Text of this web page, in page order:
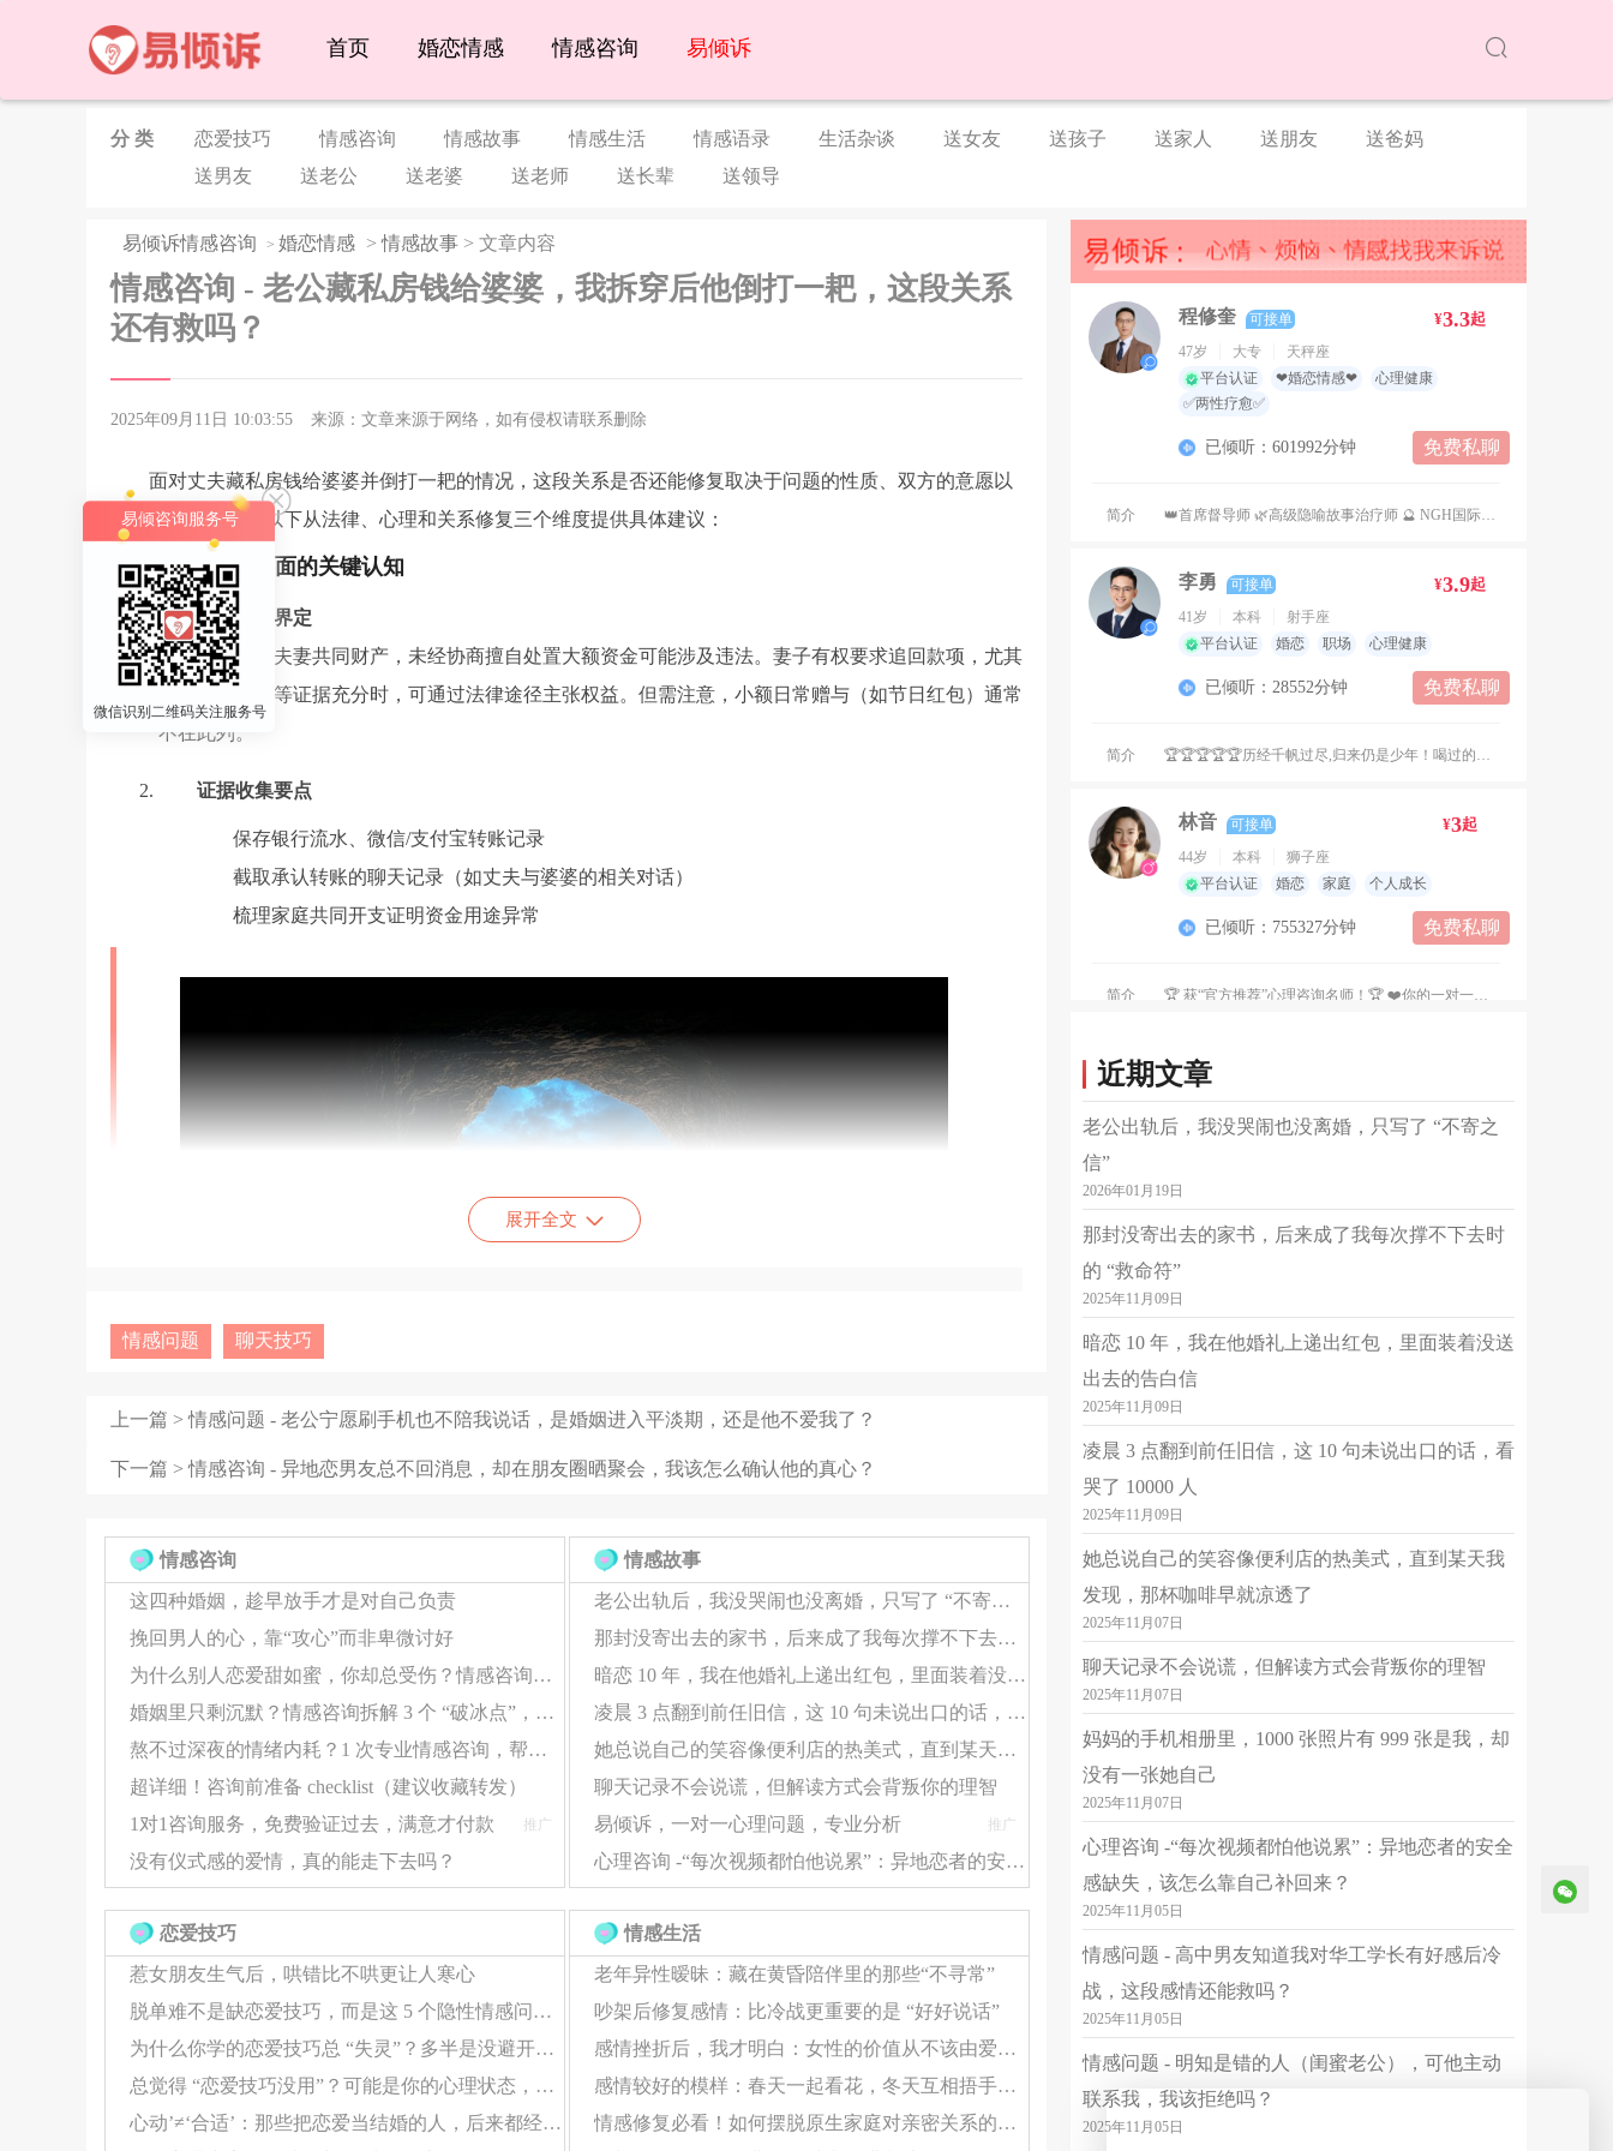
首页 婚恋情感 情感咨询 易倾诉
分 类 恋爱技巧 情感咨询 情感故事 情感生活 情感语录 生活杂谈 送女友 送孩子 送家人 送朋友
送爸妈
送男友
送老公 送老婆 送老师 送长辈 送领导
易倾诉情感咨询 > 婚恋情感 >情感故事 > 文章内容
情感咨询 - 老公藏私房钱给婆婆，我拆穿后他倒打一耙，这段关系
还有救吗？
2025年09月11日 10:03:55 来源：文章来源于网络，如有侵权请联系删除
面对丈夫藏私房钱给婆婆并倒打一耙的情况，这段关系是否还能修复取决于问题的性质、双方的意愿以
及后续处理方式。以下从法律、心理和关系修复三个维度提供具体建议：
一、法律层面的关键认知
财产权属界定
婚内收入属于夫妻共同财产，未经协商擅自处置大额资金可能涉及违法。妻子有权要求追回款项，尤其
是当转账记录等证据充分时，可通过法律途径主张权益。但需注意，小额日常赠与（如节日红包）通常
不在此列。
证据收集要点
保存银行流水、微信/支付宝转账记录
截取承认转账的聊天记录（如丈夫与婆婆的相关对话）
梳理家庭共同开支证明资金用途异常
二、关系危机的核心诊断
（1）行为动机分析
丈夫行为可能反映以下心理：
原生家庭过度绑定 ：将经济支持视为对父母的义务，甚至优先于小家庭需求
权力争夺：通过控制财务获得家庭主导权，倒打一耙是防御性攻击
信任缺失：认为妻子不会同意资助父母，选择隐瞒而非沟通
（2）危险信号判断
若伴随以下表现，需警惕关系恶化：
拒绝公开财务状况或制定共同理财计划
多次类似事件且金额递增
三、关系修复的实操策略
（1）结构化沟通四步法
陈述事实：用客观数据代替情绪化指责（"上月你转账给婆婆2万元，这是我们三个月房贷金额"）
展开全文
情感问题 聊天技巧
上一篇 >情感问题 - 老公宁愿刷手机也不陪我说话，是婚姻进入平淡期，还是他不爱我了？
下一篇 >情感咨询 - 异地恋男友总不回消息，却在朋友圈晒聚会，我该怎么确认他的真心？
情感咨询
这四种婚姻，趁早放手才是对自己负责
挽回男人的心，靠“攻心”而非卑微讨好
为什么别人恋爱甜如蜜，你却总受伤？情感咨询帮你揪出 “情感盲区”
婚姻里只剩沉默？情感咨询拆解 3 个 “破冰点”，让爱重新流动
熬不过深夜的情绪内耗？1 次专业情感咨询，帮你把 “心结” 捋顺
超详细！咨询前准备 checklist（建议收藏转发）
1对1咨询服务，免费验证过去，满意才付款
推广
没有仪式感的爱情，真的能走下去吗？
情感故事
老公出轨后，我没哭闹也没离婚，只写了 “不寄之信”
那封没寄出去的家书，后来成了我每次撑不下去时的 “救命符”
暗恋 10 年，我在他婚礼上递出红包，里面装着没送出去的告白信
凌晨 3 点翻到前任旧信，这 10 句未说出口的话，看哭了 10000 人
她总说自己的笑容像便利店的热美式，直到某天我发现，那杯咖啡早就凉透了
聊天记录不会说谎，但解读方式会背叛你的理智
易倾诉，一对一心理问题，专业分析
推广
心理咨询 -“每次视频都怕他说累”：异地恋者的安全感缺失，该怎么靠自己补回来？
恋爱技巧
惹女朋友生气后，哄错比不哄更让人寒心
脱单难不是缺恋爱技巧，而是这 5 个隐性情感问题，一直在 “挡桃花”
为什么你学的恋爱技巧总 “失灵”？多半是没避开这 3 个隐形误区
总觉得 “恋爱技巧没用”？可能是你的心理状态，在悄悄拖后腿
心动’≠‘合适’：那些把恋爱当结婚的人，后来都经历了什么？
情感生活
老年异性暧昧：藏在黄昏陪伴里的那些“不寻常”
吵架后修复感情：比冷战更重要的是 “好好说话”
感情挫折后，我才明白：女性的价值从不该由爱情定义
感情较好的模样：春天一起看花，冬天互相捂手，无需刻意庆祝每一天
情感修复必看！如何摆脱原生家庭对亲密关系的负面影响
程修奎 可接单 ¥3.3起
47岁 大专
天秤座
平台认证
❤婚恋情感❤
心理健康
✅两性疗愈✅
已倾听：601992分钟 免费私聊
简介 👑首席督导师 🌿高级隐喻故事治疗师 🔮 NGH国际催眠治疗师 🏛️ 上海市心理学会高级家庭顾问 ⚖️ 上海市心理咨询师协会咨询师 🧠 中科院心理研究所心理咨询师 🛡️兵魂守心 一对一保密专属咨询师 🍃【专业深耕｜心灵疗愈】 💘 情感挽回｜温柔破局、重拾良缘 💡 恋爱支招｜读懂人心、呵护亲密 💍 婚姻危机｜修复裂痕、治愈关系 👨‍👩‍👦 亲子心理｜温柔养育、滋养心灵 🤝 社交困惑｜温柔自处、从容社交 🌙 催眠隐喻｜深层疗愈、安抚内在 🧘 正念疗愈｜情绪调和、安顿身心 📖【个人风格】📖 岁月沉淀、世事通透，融合国学哲思与阳明心学，实战经验丰厚、温柔且有力量。 📘【咨询寄语】📘 你的脆弱与迷茫都值得被温柔看见、用心接纳，伴你和解自愈、向内从容成长。
李勇 可接单 ¥3.9起
41岁 本科
射手座
平台认证
婚恋 职场 心理健康
已倾听：28552分钟 免费私聊
简介 🏆🏆🏆🏆🏆历经千帆过尽,归来仍是少年！喝过的每一口烈酒、品过的每一杯清茶、吃过的每一餐美食、看过的每一本书、谈过的每一次恋爱、眼里看到过的风和日丽和狂风暴雨、去过的每一个地方，终究成为我们咨询的灵动豁然！偶尔治愈、常常缓解、总能安慰！ 咨询师介绍： 李勇，男，国家二级心理咨询师，中国社会心理学会会员、惠州心理咨询师协会会员、全国心理科普讲师； 荣获“我是好讲师”全国总决赛百强讲师称号、最佳设计奖获得者； 荣获全国心理科普比赛“最佳课堂演绎呈现奖”； 收录于中国心理学会心理科学传播专家人才库；受邀成为中国培训周“我是好讲师”比赛评委、总决赛特邀主持人； 央媒时代强国“对话心时代”访谈心理嘉宾。 咨询时长：8000+小时 个人体验：300+小时 个督团督：300+小时 咨询风格： 睿智、亲和、开放、聚焦、抱持、启发。 咨询技术： 熟练运用人本主义、认知行为疗法CBT、后现代咨询技术，SFBT、森田疗法、叙事疗法、意象对话技术、DBT技术，精神分析等咨询技术。 擅长咨询方向： 婚恋情感、亲子教育、青少年厌学、沙盘治疗、原生家庭疗愈、负面情绪疏导、性格完善、个人成长、留学生情感、职业规划、职场管理、职场关系冲突处理等。 倡导积极心理学理念，致力于从实际问题着手，启发来访者从认知上寻找问题根源，从而激发改善的动力，最终形成健康积极的认知模式和行为模式，实现积极生活观，走向幸福人生。 我准备好了，您准备好了吗？在这里和您一起探寻自我，让美好发生！
林音 可接单 ¥3起
44岁 本科
狮子座
平台认证
婚恋 家庭 个人成长
已倾听：755327分钟 免费私聊
简介 🏆 获“官方推荐”心理咨询名师！🏆 ❤️你的一对一私人心理咨询师！❤️ ❤️你的一对一私人情感指导师！❤️ ✨平台认证首席心理咨询名师！ ✨平台推荐首席情感导师！ ✨中国科学院心理咨询师！ ✨高级婚姻情感指导师！ ✨高级青少年成长指导师！ ✨高级占星师！ ㊗️ 2024年、2025年多次荣获平台咨询倾诉奖励！🔥🔥🔥 ㊗️2025年、2026年多月荣获平台咨询总排行榜榜一！🏆🏆🏆 ㊗️ 2024年到2026年，多次获得平台“官方推荐”“人气热榜”“优质口碑”等等！🏅🏅🏅 🏆2026年荣获“新春接单冲榜赛活动”第一名冠军！🏆🏆🏆 ❤️运用技术: 认知行为疗法、人本主义心理学、个体心理学、系统脱敏、原生家庭探索及疗愈。❤️ ㊙️ 星盘分析，关于你想知道的… ❤️我愿用最大的真诚，温柔耐心的倾听你所有的心事，给予你积极细致的回应！❤️ ❤️我愿用我的高能量和松弛感，传递给你一份心灵的温暖和安宁！❤️ ❤️我愿用我天生的积极乐观，温柔坚定的托举你，给你鼓励、勇气和信心，治愈你所有的疲惫！❤️ ❤️❤️❤️ 不管过去的你曾经历过什么， 也无论当下的你在何处， 或者未来的你将要去往何方， 请赐予我信任， 我愿成为你的树洞， 听你诉说一切的喜怒哀乐， 给予你温暖，化解你困惑， 真诚陪伴你温暖前行！ ❤️❤️❤️ ❤️擅长的领域: 恋爱婚姻 情绪疏导 两性关系 情感挽回 失恋陪护 焦虑缓解 亲子教育 家庭伦理 人际恐惧 自卑心理 压力疏导 职场困惑 ❤️ 咨询流程: 1，简述问题 2，下单咨询 3，全程保密，用心倾听，深入分析 4，回访 🈲 请不聊“性骚扰”！会直接拉黑！✖️ 🈲 请不要问平台以外的联系方式！平台会封号！📵
刘艳玲
31岁 本科
金牛座
平台认证
婚恋 心理健康 家庭
简介 ❤️感染力比较强，擅长陪伴倾听，缓解生活焦虑...如果你感到孤独，困惑，焦虑，压力或任何无法言说的情绪，或只是想有人安静地陪你说说话我就在这里。 你可以随时开始，随时停下。你所说的每一句话，都会被认真对待。 那么，今天有什么想和我聊聊的吗?? 咨询风格 〔咨询理念鲜明〕 〔引领式咨询〕 〔共情〕 〔找到自我〕 咨询领域 〔婚恋情感〕 〔两性心理〕 〔失恋陪伴〕 〔工作压力〕 〔焦虑陪伴〕 咨询流程 简述问题~给予分析~问题契合~付费下单~为您服务 为了能更好的帮助到你的情感/婚姻/情绪问题，请选择60分钟通话或文字服务条件允许情况建议下语音单，文字有些受限 情感出现的问题不是一次两次咨询就能处理，请不要期望一个日积月累的问题在十五分钟半小时的一次聊天得到处理
张晓眉
39岁 本科
金牛座
简介
2
平台认证
职场
已倾听：4095分钟 免费私聊
简介 ✨中科院心理咨询培训 ✨演出经纪人员资格证 ✨三级公共营养师证书 ✨普通话一级乙等证书 ✨擅长领域✨ ✓婚恋情感 ✓情绪疏导 ✓职场问题 ✓人际关系 ✨咨询特点✨ 不贴标签→不批判→逻辑清晰→换位思考→善解人意 ✨咨询寄语✨ 每个人都需要释放情绪，这里是安全私密的地方，我愿做你心灵的陪伴者，耐心听你诉说你在生活中的心事、困惑、疲惫，帮助你走出迷茫困境 ✨个人经历✨ 在懵懵懂懂的年纪闯进娱乐圈，一路跌跌撞撞升级打怪，在职场中积累了丰富的经验，接触的人形形色色，阅人无数，一步步打磨与人相处的艺术，你的问题，我已经经历过了，可能几句话就能帮你指点迷津！ ✨咨询流程✨ 1.六句话简述问题→诚意咨询直接下单 2.如何下单→点右上角「马上下单」 3.30～45分钟初步交流体验→框架梳理
心因
53岁 本科
摩羯座
平台认证
婚恋 家庭 亲子
已倾听：170273分钟
简介 🏆🏆🏆🏆🏆平台认证首席名师 💟2020年 职业人才认证管理中心 婚姻情感咨询师（高级） 💟2020年 职业人才认证管理中心 萨提亚咨询师（高级） 💟2020年 职业人才认证管理中心 催眠师（高级） 💟2021年 中国科学院心理研究所 心理咨询师培训合格证书 💟2021年 中国政法大学 人力资源管理与创新发展研究中心 中国国家人事人才培训网 岗位能力培训证书 倾听疗愈师 💟 2021年 中国心理卫生协会 倾听技能专项培训合格证书 🍁加入多家平台实现助人，取得一定成绩 🍁作为平台心理工作者，我严格遵守保密原则和咨询伦理，保护来访隐私，温暖的陪伴求助者，温柔而坚定的给予支持和帮助，愿我也能成为你专属的倾听者及解惑者，给你的情绪一处安放的港湾，从而有勇气继续面对生活 🍁如果您正面对婚姻、家庭或个人成长方面的挑战，欢迎与我联系，让我们一起探索解决方案，助您重拾幸福与和谐。 ✅ 下单流程 私密咨询，隐私保护。点击右上角“马上下单”，可选择图文/通话。复杂问题可选择套餐。
揭海鹰
44岁 本科
金牛座
近期文章
老公出轨后，我没哭闹也没离婚，只写了 “不寄之
信”
2026年01月19日
那封没寄出去的家书，后来成了我每次撑不下去时
的 “救命符”
2025年11月09日
暗恋 10 年，我在他婚礼上递出红包，里面装着没送
出去的告白信
2025年11月09日
凌晨 3 点翻到前任旧信，这 10 句未说出口的话，看
哭了 10000 人
2025年11月09日
她总说自己的笑容像便利店的热美式，直到某天我
发现，那杯咖啡早就凉透了
2025年11月07日
聊天记录不会说谎，但解读方式会背叛你的理智
2025年11月07日
妈妈的手机相册里，1000 张照片有 999 张是我，却
没有一张她自己
2025年11月07日
心理咨询 -“每次视频都怕他说累”：异地恋者的安全
感缺失，该怎么靠自己补回来？
2025年11月05日
情感问题 - 高中男友知道我对华工学长有好感后冷
战，这段感情还能救吗？
2025年11月05日
情感问题 - 明知是错的人（闺蜜老公），可他主动
联系我，我该拒绝吗？
2025年11月05日
易倾咨询服务号
微信识别二维码关注服务号